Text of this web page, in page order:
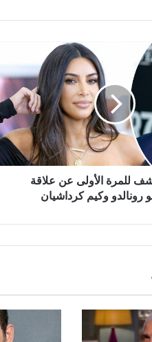
للمرة الأولى عن علاقة
رونالدو وكيم كرداشيان